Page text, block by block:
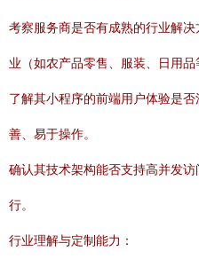
考察服务商是否有成熟的行业解
业（如农产品零售、服装、日用品
了解其小程序的前端用户体验是
善、易于操作。
确认其技术架构能否支持高并发
行。
行业理解与定制能力：